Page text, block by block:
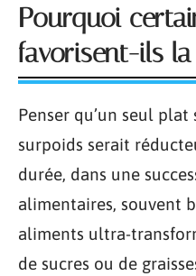
Pourquoi
favorisent-ils
Penser qu’un seul
surpoids serait
durée, dans une
alimentaires, souvent
aliments ultra-
de sucres ou de